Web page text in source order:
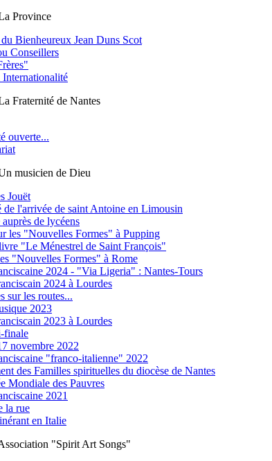
Province
Bienheureux Jean Duns Scot
Conseillers
Fraternité de Nantes
ouverte...
musicien de Dieu
Jouët
de l'arrivée de saint Antoine en Limousin
de lycéens
les "Nouvelles Formes" à Pupping
"Le Ménestrel de Saint François"
"Nouvelles Formes" à Rome
2024 - "Via Ligeria" : Nantes-Tours
2024 à Lourdes
sur les routes...
2023
2023 à Lourdes
finale
novembre 2022
"franco-italienne" 2022
des Familles spirituelles du diocèse de Nantes
Mondiale des Pauvres
2021
la rue
en Italie
"Spirit Art Songs"